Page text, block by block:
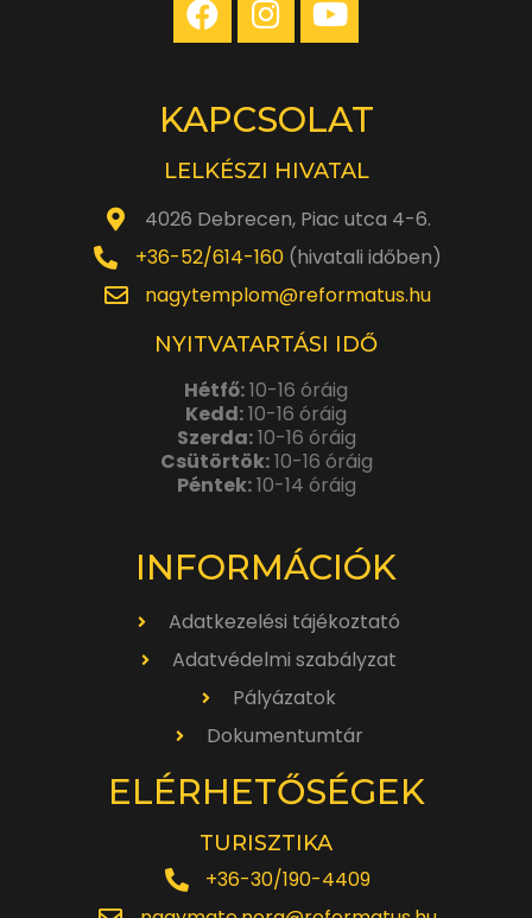
KAPCSOLAT
LELKÉSZI HIVATAL
4026 Debrecen, Piac utca 4-6.
+36-52/614-160(hivatali időben)
nagytemplom@reformatus.hu
NYITVATARTÁSI IDŐ
Hétfő:10-16 óráig
Kedd:10-16 óráig
Szerda:10-16 óráig
Csütörtök:10-16 óráig
Péntek:10-14 óráig
INFORMÁCIÓK
Adatkezelési tájékoztató
Adatvédelmi szabályzat
Pályázatok
Dokumentumtár
ELÉRHETŐSÉGEK
TURISZTIKA
+36-30/190-4409